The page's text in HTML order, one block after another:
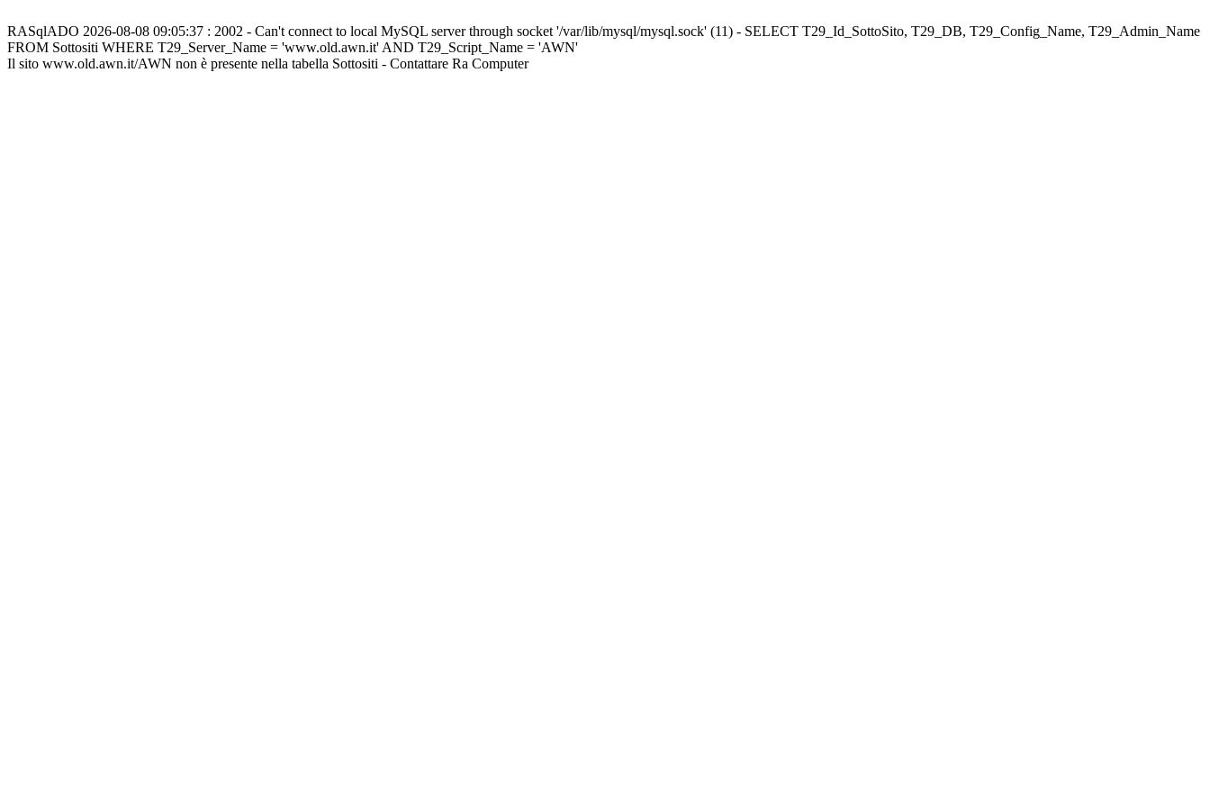
RASqlADO 2026-08-08 09:05:37 : 2002 - Can't connect to local MySQL server through socket '/var/lib/mysql/mysql.sock' (11) - SELECT T29_Id_SottoSito, T29_DB, T29_Config_Name, T29_Admin_Name
FROM Sottositi WHERE T29_Server_Name = 'www.old.awn.it' AND T29_Script_Name = 'AWN'
Il sito www.old.awn.it/AWN non è presente nella tabella Sottositi - Contattare Ra Computer